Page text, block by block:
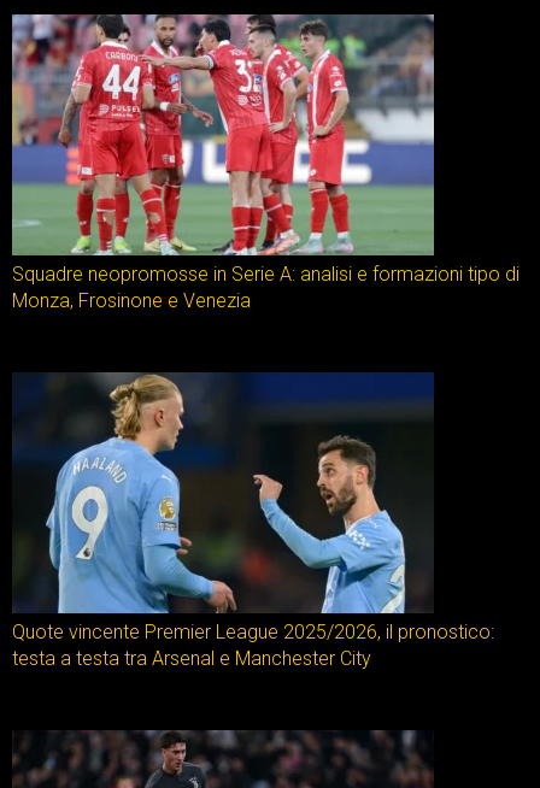
Squadre neopromosse in Serie A: analisi e formazioni tipo di
Monza, Frosinone e Venezia
Quote vincente Premier League 2025/2026, il pronostico:
testa a testa tra Arsenal e Manchester City